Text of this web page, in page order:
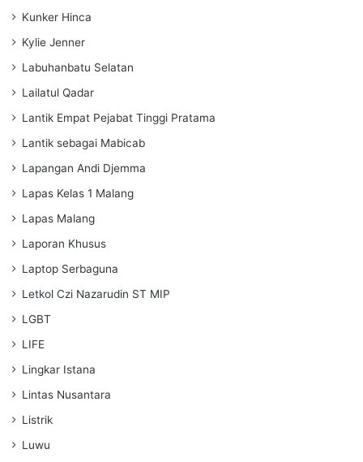
Kunker Hinca
Kylie Jenner
Labuhanbatu Selatan
Lailatul Qadar
Lantik Empat Pejabat Tinggi Pratama
Lantik sebagai Mabicab
Lapangan Andi Djemma
Lapas Kelas 1 Malang
Lapas Malang
Laporan Khusus
Laptop Serbaguna
Letkol Czi Nazarudin ST MIP
LGBT
LIFE
Lingkar Istana
Lintas Nusantara
Listrik
Luwu